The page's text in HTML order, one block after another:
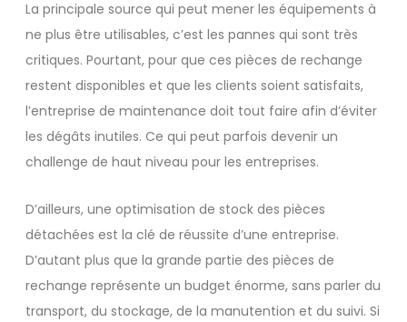
La principale source qui peut mener les équipements à
ne plus être utilisables, c’est les pannes qui sont très
critiques. Pourtant, pour que ces pièces de rechange
restent disponibles et que les clients soient satisfaits,
l’entreprise de maintenance doit tout faire afin d’éviter
les dégâts inutiles. Ce qui peut parfois devenir un
challenge de haut niveau pour les entreprises.
D’ailleurs, une optimisation de stock des pièces
détachées est la clé de réussite d’une entreprise.
D’autant plus que la grande partie des pièces de
rechange représente un budget énorme, sans parler du
transport, du stockage, de la manutention et du suivi. Si